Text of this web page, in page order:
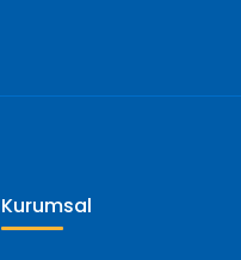
Kurumsal